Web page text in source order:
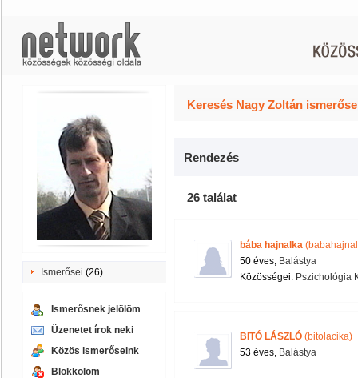
Ismerősei (26)
Ismerősnek jelölöm
Üzenetet írok neki
Közös ismerőseink
Blokkolom
Keresés Nagy Zoltán
Rendezés
26 találat
bába hajnalka
50 éves, Balástya
Közösségei: Pszichológia
BITÓ LÁSZLÓ (bitolacika)
53 éves, Balástya